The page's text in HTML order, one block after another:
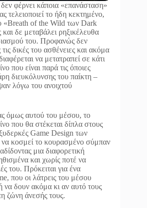
φέρνει κάποια «επανάσταση»
τελειοποιεί το ήδη κεκτημένο,
«Breath of the Wild των Dark
δε μεταβάλει ρηξικέλευθα
του. Προφανώς δεν
δικές του ασθένειες και ακόμα
να μετατραπεί σε κάτι
που είναι παρά τις όποιες
διευκόλυνσης του παίκτη –
λόγω του ανοιχτού
όμως αυτού του μέσου, το
που θα στέκεται δίπλα στους
Game Design των
να κοσμεί το κουρασμένο σύμπαν
μια διαφορετική
και χωρίς ποτέ να
του. Πρόκειται για ένα
που οι λάτρεις του μέσου
να δουν ακόμα κι αν αυτό τους
ζώνη άνεσής τους.